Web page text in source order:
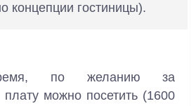
концепции гостиницы).
по желанию за
можно посетить (1600